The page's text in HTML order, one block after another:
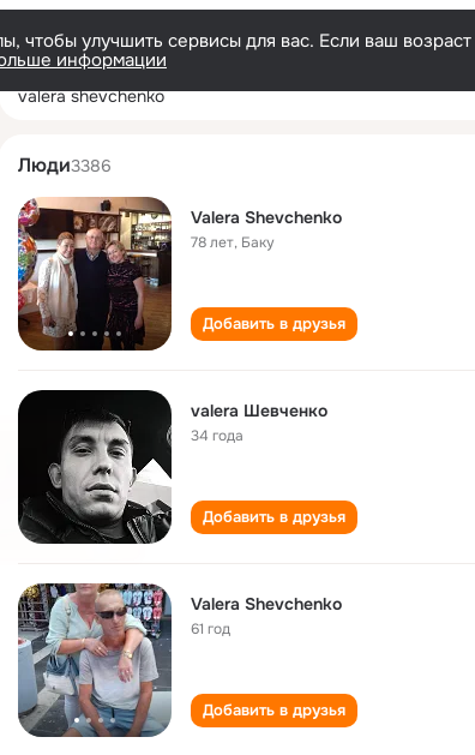
чтобы улучшить сервисы для вас. Если ваш
информации
valera shevchenko
Люди3386
Valera Shevchenko
78 лет, Баку
Добавить в друзья
valera Шевченко
34 года
Добавить в друзья
Valera Shevchenko
61 год
Добавить в друзья